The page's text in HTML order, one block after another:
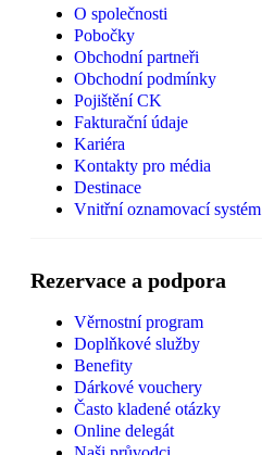
O společnosti
Pobočky
Obchodní partneři
Obchodní podmínky
Pojištění CK
Fakturační údaje
Kariéra
Kontakty pro média
Destinace
Vnitřní oznamovací systém
Rezervace a podpora
Věrnostní program
Doplňkové služby
Benefity
Dárkové vouchery
Často kladené otázky
Online delegát